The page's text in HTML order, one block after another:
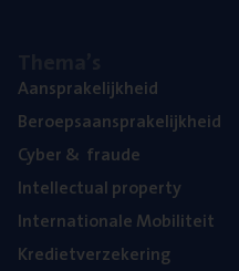
Aan­spra­ke­lijk­heid
Beroeps­aan­spra­ke­lijk­heid
Cyber& fraude
Intel­lec­tu­al property
Inter­na­ti­o­na­le Mobiliteit
Kre­diet­ver­ze­ke­ring